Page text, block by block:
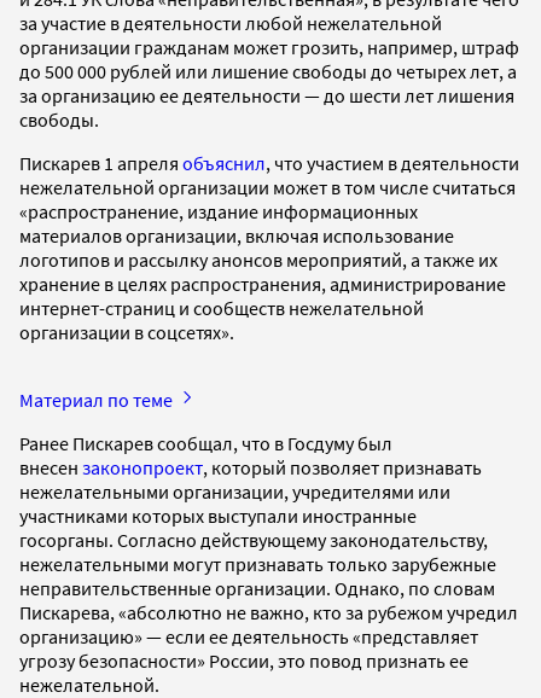
за участие в деятельности любой нежелательной
организации гражданам может грозить, например, штраф
до 500 000 рублей или лишение свободы до четырех лет, а
за организацию ее деятельности — до шести лет лишения
свободы.
Пискарев 1 апреля объяснил, что участием в деятельности
нежелательной организации может в том числе считаться
«распространение, издание информационных
материалов организации, включая использование
логотипов и рассылку анонсов мероприятий, а также их
хранение в целях распространения, администрирование
интернет-страниц и сообществ нежелательной
организации в соцсетях».
Материал по теме
Ранее Пискарев сообщал, что в Госдуму был
внесен законопроект, который позволяет признавать
нежелательными организации, учредителями или
участниками которых выступали иностранные
госорганы. Согласно действующему законодательству,
нежелательными могут признавать только зарубежные
неправительственные организации. Однако, по словам
Пискарева, «абсолютно не важно, кто за рубежом учредил
организацию» — если ее деятельность «представляет
угрозу безопасности» России, это повод признать ее
нежелательной.